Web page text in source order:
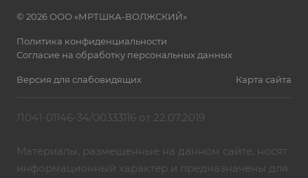
© 2026 ООО «МРТШКА-ВОЛЖСКИЙ»
Политика конфиденциальности
Согласие на обработку персональных данных
Версия для слабовидящих Карта сайта
Л041-01146-34/00333116 от 22.07.2019
Материалы, размещенные на данном сайте, носят
информационный характер и предназначены для